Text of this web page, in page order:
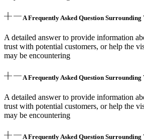
A Frequently Asked Question Surrounding
A detailed answer to provide information
trust with potential customers, or help the
may be encountering
A Frequently Asked Question Surrounding
A detailed answer to provide information
trust with potential customers, or help the
may be encountering
A Frequently Asked Question Surrounding